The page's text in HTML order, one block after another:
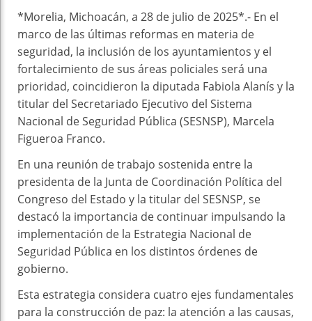
*Morelia, Michoacán, a 28 de julio de 2025*.- En el
marco de las últimas reformas en materia de
seguridad, la inclusión de los ayuntamientos y el
fortalecimiento de sus áreas policiales será una
prioridad, coincidieron la diputada Fabiola Alanís y la
titular del Secretariado Ejecutivo del Sistema
Nacional de Seguridad Pública (SESNSP), Marcela
Figueroa Franco.
En una reunión de trabajo sostenida entre la
presidenta de la Junta de Coordinación Política del
Congreso del Estado y la titular del SESNSP, se
destacó la importancia de continuar impulsando la
implementación de la Estrategia Nacional de
Seguridad Pública en los distintos órdenes de
gobierno.
Esta estrategia considera cuatro ejes fundamentales
para la construcción de paz: la atención a las causas,